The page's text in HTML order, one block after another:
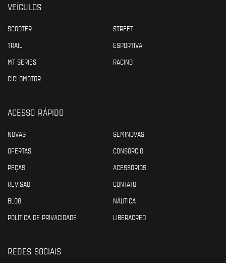
VEÍCULOS
SCOOTER
STREET
TRAIL
ESPORTIVA
MT SERIES
RACING
CICLOMOTOR
ACESSO RÁPIDO
NOVAS
SEMINOVAS
OFERTAS
CONSÓRCIO
PEÇAS
ACESSÓRIOS
REVISÃO
CONTATO
BLOG
NÁUTICA
POLÍTICA DE PRIVACIDADE
LIBERACRED
REDES SOCIAIS